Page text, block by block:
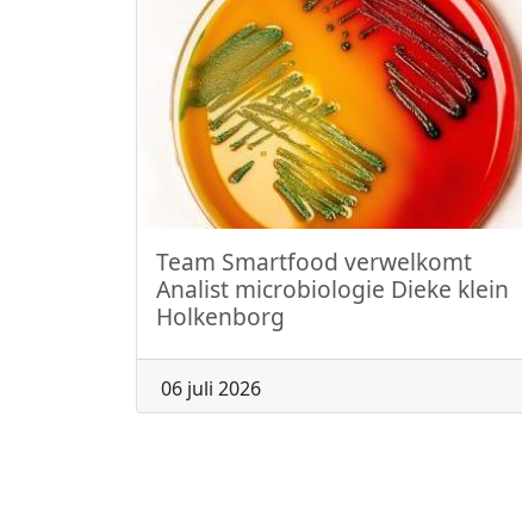
Team Smartfood verwelkomt
Analist microbiologie Dieke klein
Holkenborg
06 juli 2026